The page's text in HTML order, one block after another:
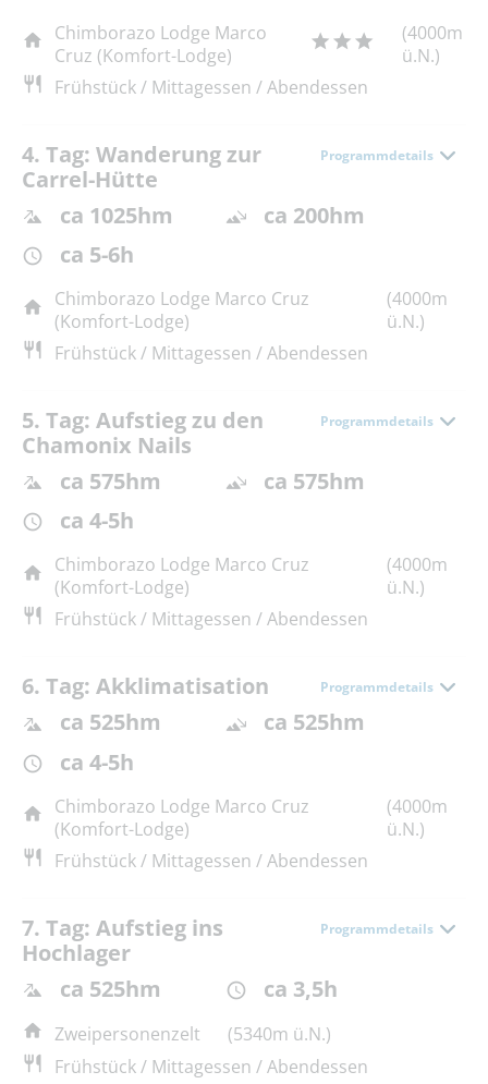
Chimborazo Lodge Marco
Cruz (Komfort-Lodge)
(4000m
ü.N.)
Frühstück / Mittagessen / Abendessen
4. Tag: Wanderung zur
Carrel-Hütte
Programmdetails
ca 1025hm
ca 200hm
ca 5-6h
Chimborazo Lodge Marco Cruz
(Komfort-Lodge)
(4000m
ü.N.)
Frühstück / Mittagessen / Abendessen
5. Tag: Aufstieg zu den
Chamonix Nails
Programmdetails
ca 575hm
ca 575hm
ca 4-5h
Chimborazo Lodge Marco Cruz
(Komfort-Lodge)
(4000m
ü.N.)
Frühstück / Mittagessen / Abendessen
6. Tag: Akklimatisation Programmdetails
ca 525hm
ca 525hm
ca 4-5h
Chimborazo Lodge Marco Cruz
(Komfort-Lodge)
(4000m
ü.N.)
Frühstück / Mittagessen / Abendessen
7. Tag: Aufstieg ins
Hochlager
Programmdetails
ca 525hm ca 3,5h
Zweipersonenzelt
(5340m ü.N.)
Frühstück / Mittagessen / Abendessen